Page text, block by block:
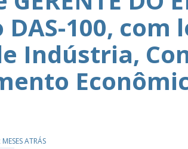
PB
100, com
Indústria,
ATRÁS